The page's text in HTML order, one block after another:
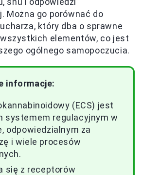
Można go porównać do
który dba o sprawne
elementów, co jest
ogólnego samopoczucia.
informacje:
(ECS) jest
systemem regulacyjnym w
odpowiedzialnym za
i wiele procesów
się z receptorów